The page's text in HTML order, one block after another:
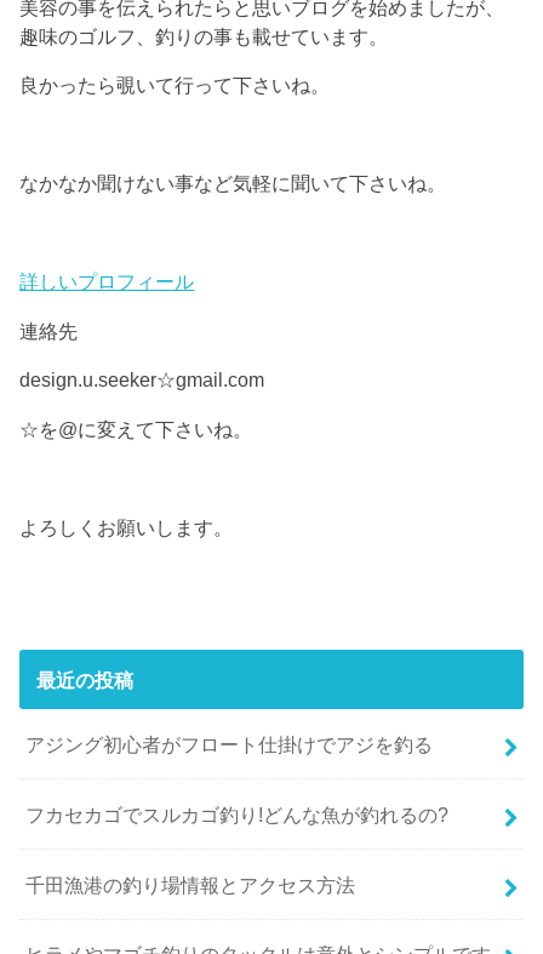
美容の事を伝えられたらと思いブログを始めましたが、
趣味のゴルフ、釣りの事も載せています。
良かったら覗いて行って下さいね。
なかなか聞けない事など気軽に聞いて下さいね。
詳しいプロフィール
連絡先
design.u.seeker☆gmail.com
☆を@に変えて下さいね。
よろしくお願いします。
最近の投稿
アジング初心者がフロート仕掛けでアジを釣る
フカセカゴでスルカゴ釣り!どんな魚が釣れるの?
千田漁港の釣り場情報とアクセス方法